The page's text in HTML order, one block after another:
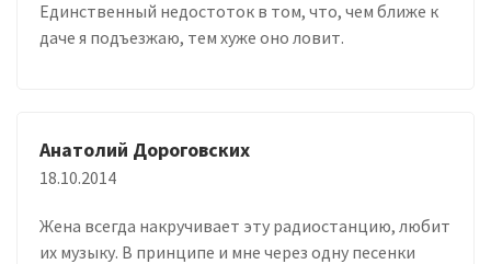
Единственный недостоток в том, что, чем ближе к
даче я подъезжаю, тем хуже оно ловит.
Анатолий Дороговских
18.10.2014
Жена всегда накручивает эту радиостанцию, любит
их музыку. В принципе и мне через одну песенки